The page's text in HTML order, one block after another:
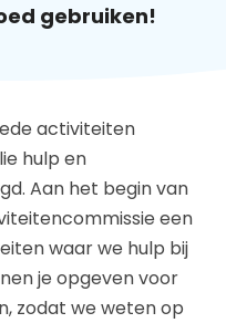
gebruiken!
activiteiten
hulp en
Aan het begin van
een
waar we hulp bij
je opgeven voor
zodat we weten op